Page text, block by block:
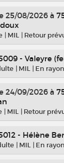
25/08/2026 à
| MIL | Retour
- Valeyre
| MIL | En rayon
24/09/2026 à
| MIL | Retour
- Hélène
| MIL | En rayon